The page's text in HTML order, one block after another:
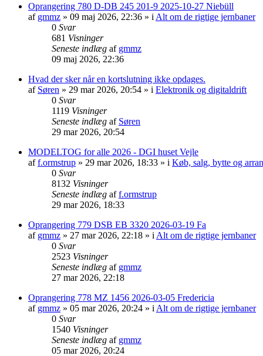
Oprangering 780 D-DB 245 201-9 2025-10-27 Niebüll
af gmmz » 09 maj 2026, 22:36 » i Alt om de rigtige jernbaner
0 Svar
681 Visninger
Seneste indlæg af gmmz
09 maj 2026, 22:36
Hvad der sker når en kortslutning ikke opdages.
af Søren » 29 mar 2026, 20:54 » i Elektronik og digitaldrift
0 Svar
1119 Visninger
Seneste indlæg af Søren
29 mar 2026, 20:54
MODELTOG for alle 2026 - DGI huset Vejle
aff.ormstrup » 29 mar 2026, 18:33 » i Køb, salg, bytte og
0 Svar
8132 Visninger
Seneste indlæg aff.ormstrup
29 mar 2026, 18:33
Oprangering 779 DSB EB 3320 2026-03-19 Fa
af gmmz » 27 mar 2026, 22:18 » i Alt om de rigtige jernbaner
0 Svar
2523 Visninger
Seneste indlæg af gmmz
27 mar 2026, 22:18
Oprangering 778 MZ 1456 2026-03-05 Fredericia
af gmmz » 05 mar 2026, 20:24 » i Alt om de rigtige jernbaner
0 Svar
1540 Visninger
Seneste indlæg af gmmz
05 mar 2026, 20:24